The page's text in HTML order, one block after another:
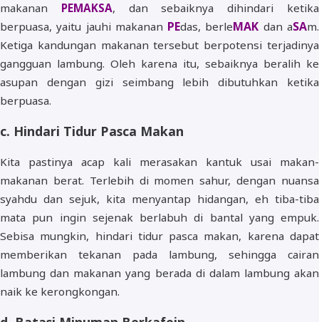
makanan PEMAKSA, dan sebaiknya dihindari ketika
berpuasa, yaitu jauhi makanan PEdas, berleMAK dan aSAm.
Ketiga kandungan makanan tersebut berpotensi terjadinya
gangguan lambung. Oleh karena itu, sebaiknya beralih ke
asupan dengan gizi seimbang lebih dibutuhkan ketika
berpuasa.
c. Hindari Tidur Pasca Makan
Kita pastinya acap kali merasakan kantuk usai makan-
makanan berat. Terlebih di momen sahur, dengan nuansa
syahdu dan sejuk, kita menyantap hidangan, eh tiba-tiba
mata pun ingin sejenak berlabuh di bantal yang empuk.
Sebisa mungkin, hindari tidur pasca makan, karena dapat
memberikan tekanan pada lambung, sehingga cairan
lambung dan makanan yang berada di dalam lambung akan
naik ke kerongkongan.